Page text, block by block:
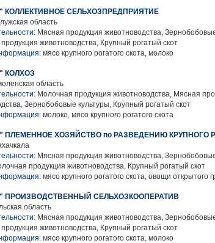
КОЛЛЕКТИВНОЕ СЕЛЬХОЗПРЕДПРИЯТИЕ
область
Мясная продукция животноводства,
животноводства, Крупный рогатый скот
мясо крупного рогатого скота, молоко
КОЛХОЗ
область
Молочная продукция животноводства, Мясная
Зернобобовые культуры, Крупный рогатый скот
молоко, мясо крупного рогатого скота
ПЛЕМЕННОЕ ХОЗЯЙСТВО по РАЗВЕДЕНИЮ КРУПНОГО
Мясная продукция животноводства,
продукция животноводства, Крупный рогатый скот
мясо крупного рогатого скота, овощи открытого
ПРОИЗВОДСТВЕННЫЙ СЕЛЬХОЗКООПЕРАТИВ
область
Мясная продукция животноводства,
животноводства, Крупный рогатый скот
мясо крупного рогатого скота, молоко